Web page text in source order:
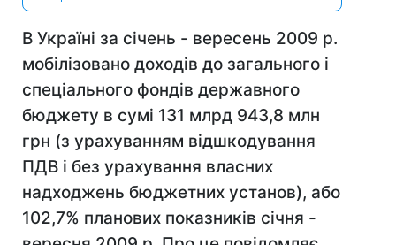
В Україні за січень - вересень 2009 р.
мобілізовано доходів до загального і
спеціального фондів державного
бюджету в сумі 131 млрд 943,8 млн
грн (з урахуванням відшкодування
ПДВ і без урахування власних
надходжень бюджетних установ), або
102,7% планових показників січня -